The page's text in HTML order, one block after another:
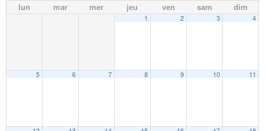
lun mar mer jeu ven sam dim
1 2 3 4
5 6 7 8 9 10 11